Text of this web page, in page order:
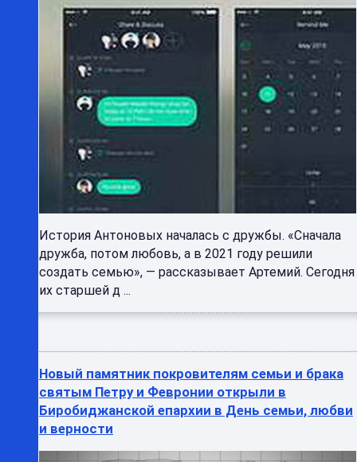
дружба, потом любовь, а в 2021 году решили
создать семью», — рассказывает Артемий. Сегодня
их старшей д ...
святым Петру и Февронии открыли в
Биробиджанской епархии в День семьи, любви
и верности